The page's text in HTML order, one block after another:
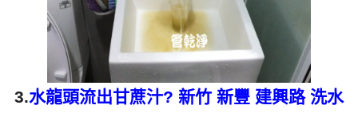
3.水龍頭流出甘蔗汁? 新竹 新豐 建興路 洗水